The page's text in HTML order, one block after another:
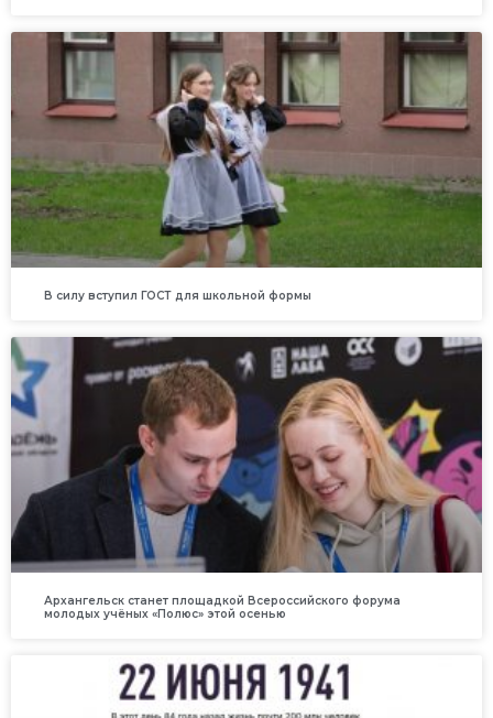
В силу вступил ГОСТ для школьной формы
Архангельск станет площадкой Всероссийского форума
молодых учёных «Полюс» этой осенью